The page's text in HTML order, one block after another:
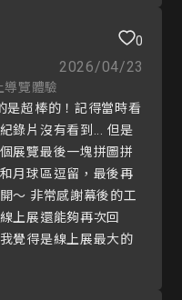
0
2026/04/23
導覽體驗
是超棒的！記得當時看
錄片沒有看到... 但是
展覽最後一塊拼圖拼
月球區逗留，最後再
～ 非常感謝幕後的工
上展還能夠再次回
覺得是線上展最大的